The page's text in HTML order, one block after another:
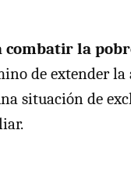
la
de extender la
situación de